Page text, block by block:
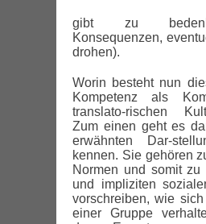
gibt zu
Konsequenzen,
drohen).
Worin besteht nun
Kompetenz als
translato-rischen
Zum einen geht es
erwähnten Dar-
kennen. Sie gehören
Normen und somit zu
und impliziten
vorschreiben, wie
einer Gruppe